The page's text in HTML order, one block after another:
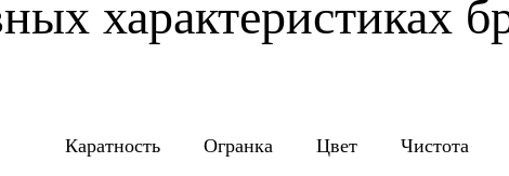
характеристиках
Каратность Огранка Цвет Чистота